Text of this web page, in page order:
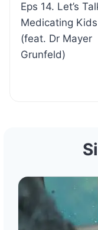
Eps 14. Let’s
Medicating Kids
(feat. Dr Mayer
Grunfeld)